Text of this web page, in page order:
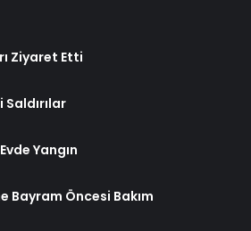
Ziyaret Etti
Saldırılar
Yangın
Bayram Öncesi Bakım